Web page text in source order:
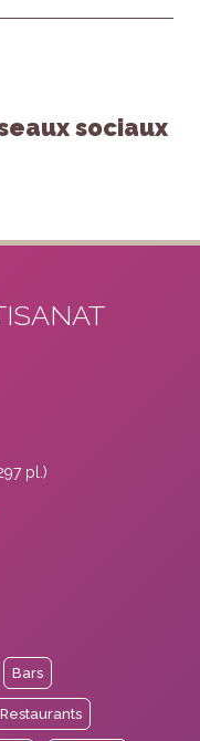
sociaux
pl.)
Bars